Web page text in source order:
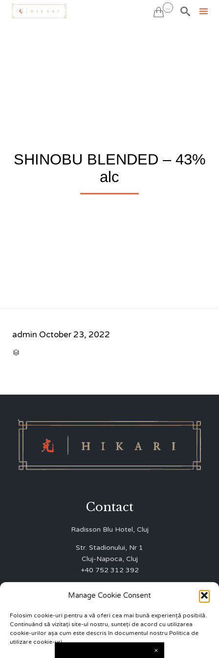
Manage Cookie Consent
Folosim cookie-uri pentru a vă oferi cea mai bună experiență posibilă.
Continuând să vizitați site-ul nostru, sunteți de acord cu utilizarea
cookie-urilor așa cum este descris în documentul nostru Politica de
utilizare cookie-uri
 ... 
SHINOBU BLENDED – 43%
alc
admin October 23, 2022

Contact
Radisson Blu Hotel, Cluj
Str. Stadionului, Nr 1
Cluj-Napoca, Cluj
+40 752 312 392
J12/3003/01.10.2015
CUI 35075642
ANPC 0219551